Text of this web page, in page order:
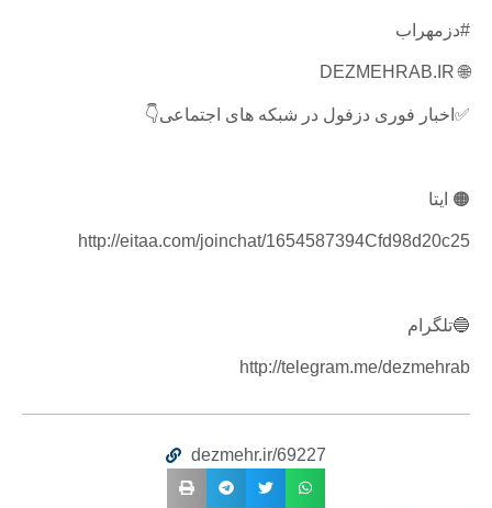
#دزمهراب
🌐 DEZMEHRAB.IR
✅اخبار فوری دزفول در شبکه های اجتماعی👇
🟠 ایتا
http://eitaa.com/joinchat/1654587394Cfd98d20c25
🔵تلگرام
http://telegram.me/dezmehrab
dezmehr.ir/69227